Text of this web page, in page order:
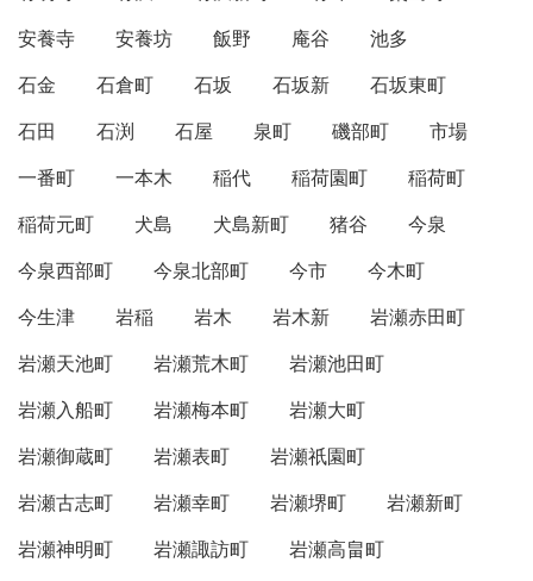
安養寺
安養坊 飯野 庵谷
池多
石金
石倉町 石坂 石坂新
石坂東町
石田
石渕 石屋 泉町 磯部町
市場
一番町
一本木 稲代 稲荷園町
稲荷町
稲荷元町
犬島 犬島新町 猪谷
今泉
今泉西部町
今泉北部町 今市
今木町
今生津
岩稲 岩木 岩木新
岩瀬赤田町
岩瀬天池町
岩瀬荒木町
岩瀬池田町
岩瀬入船町
岩瀬梅本町
岩瀬大町
岩瀬御蔵町
岩瀬表町
岩瀬祇園町
岩瀬古志町
岩瀬幸町 岩瀬堺町
岩瀬新町
岩瀬神明町
岩瀬諏訪町
岩瀬高畠町